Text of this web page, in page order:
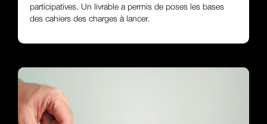
participatives. Un livrable a permis de poses les bases
des cahiers des charges à lancer.